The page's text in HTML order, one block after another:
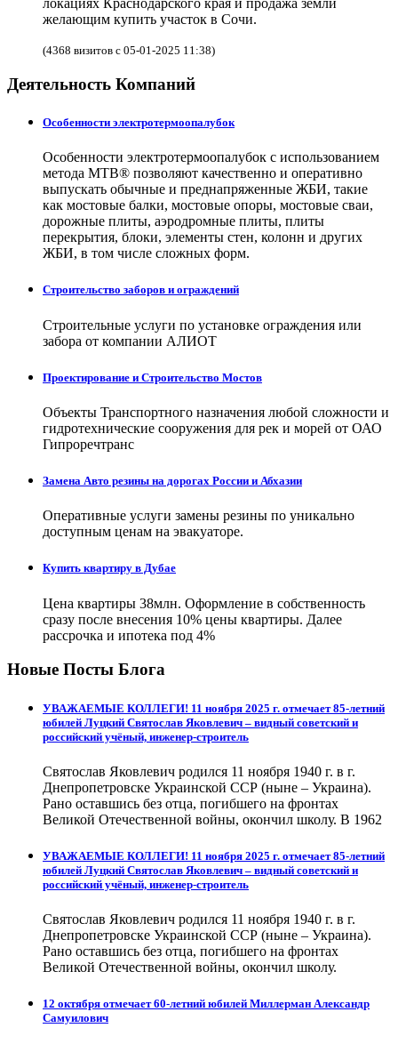
локациях Краснодарского края и продажа земли
желающим купить участок в Сочи.
(4368 визитов с 05-01-2025 11:38)
Деятельность Компаний
Особенности электротермоопалубок
Особенности электротермоопалубок с использованием
метода МТВ® позволяют качественно и оперативно
выпускать обычные и преднапряженные ЖБИ, такие
как мостовые балки, мостовые опоры, мостовые сваи,
дорожные плиты, аэродромные плиты, плиты
перекрытия, блоки, элементы стен, колонн и других
ЖБИ, в том числе сложных форм.
Строительство заборов и ограждений
Строительные услуги по установке ограждения или
забора от компании АЛИОТ
Проектирование и Строительство Мостов
Объекты Транспортного назначения любой сложности и
гидротехнические сооружения для рек и морей от ОАО
Гипроречтранс
Замена Авто резины на дорогах России и Абхазии
Оперативные услуги замены резины по уникально
доступным ценам на эвакуаторе.
Купить квартиру в Дубае
Цена квартиры 38млн. Оформление в собственность
сразу после внесения 10% цены квартиры. Далее
рассрочка и ипотека под 4%
Новые Посты Блога
УВАЖАЕМЫЕ КОЛЛЕГИ! 11 ноября 2025 г. отмечает 85-летний
юбилей Луцкий Святослав Яковлевич – видный советский и
российский учёный, инженер-строитель
Святослав Яковлевич родился 11 ноября 1940 г. в г.
Днепропетровске Украинской ССР (ныне – Украина).
Рано оставшись без отца, погибшего на фронтах
Великой Отечественной войны, окончил школу. В 1962
УВАЖАЕМЫЕ КОЛЛЕГИ! 11 ноября 2025 г. отмечает 85-летний
юбилей Луцкий Святослав Яковлевич – видный советский и
российский учёный, инженер-строитель
Святослав Яковлевич родился 11 ноября 1940 г. в г.
Днепропетровске Украинской ССР (ныне – Украина).
Рано оставшись без отца, погибшего на фронтах
Великой Отечественной войны, окончил школу.
12 октября отмечает 60-летний юбилей Миллерман Александр
Самуилович